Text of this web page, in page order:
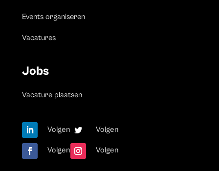
Events organiseren
Vacatures
Jobs
Vacature plaatsen
Volgen Volgen
Volgen Volgen